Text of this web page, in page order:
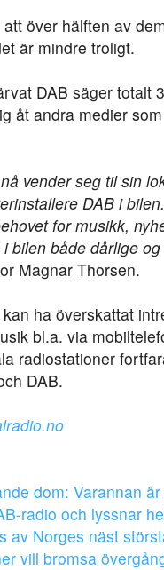
över hälften av
är mindre troligt.
DAB säger totalt
åt andra medier
vender seg til sin
DAB i
for musikk,
bilen både dårlige
Magnar Thorsen.
ha överskattat
bl.a. via
radiostationer
DAB.
dom: Varannan
radio och lyssnar
av Norges näst
vill bromsa